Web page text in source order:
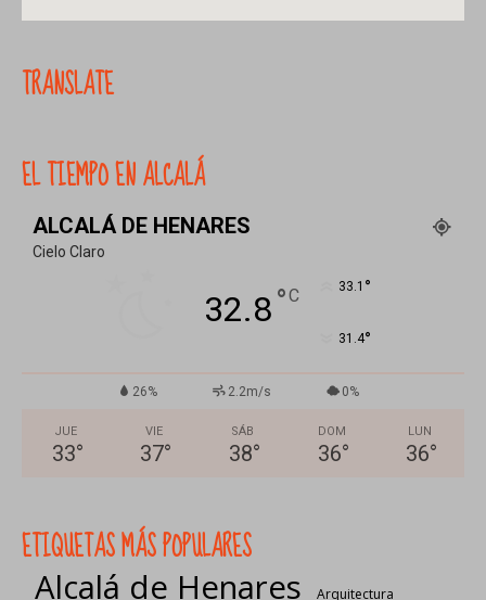
TRANSLATE
EL TIEMPO EN ALCALÁ
ALCALÁ DE HENARES
Cielo Claro
32.8°C 33.1 °
31.4°
26% 2.2m/s 0%
JUE
33°
VIE
37°
SÁB
38°
DOM
36°
LUN
36°
ETIQUETAS MÁS POPULARES
Alcalá de Henares
Arquitectura